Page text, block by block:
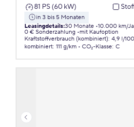
81 PS (60 kW)
in 3 bis 5 Monaten
Leasingdetails:30 Monate 10.000 km/
0 € Sonderzahlung
mit Kaufoption
Kraftstoffverbrauch (kombiniert): 4,9 l/
kombiniert: 111 g/km CO₂-Klasse: C